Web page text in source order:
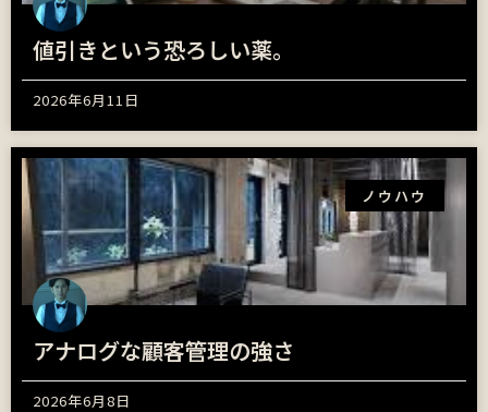
値引きという恐ろしい薬。
2026年6月11日
ノウハウ
アナログな顧客管理の強さ
2026年6月8日